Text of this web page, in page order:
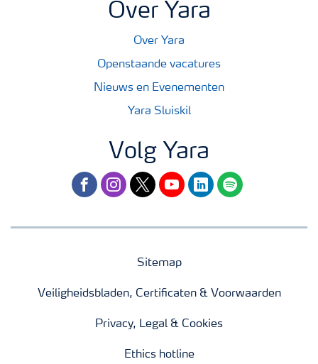
Over Yara
Over Yara
Openstaande vacatures
Nieuws en Evenementen
Yara Sluiskil
Volg Yara
facebookinstagram
twitteryoutubelinkedinspotify
Sitemap
Veiligheidsbladen, Certificaten & Voorwaarden
Privacy, Legal & Cookies
Ethics hotline